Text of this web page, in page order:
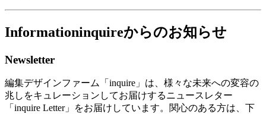
Informationinquireからのお知らせ
Newsletter
編集デザインファーム「inquire」は、様々な未来への変容の
兆しをキュレーションしてお届けするニュースレター
「inquire Letter」をお届けしています。関心のある方は、下